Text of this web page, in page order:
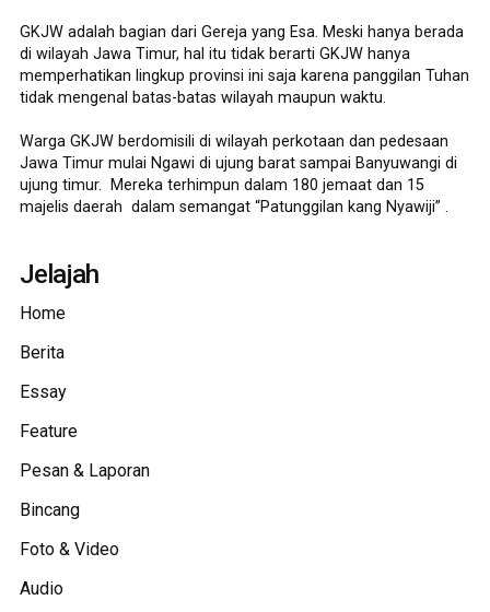
GKJW adalah bagian dari Gereja yang Esa. Meski hanya berada
di wilayah Jawa Timur, hal itu tidak berarti GKJW hanya
memperhatikan lingkup provinsi ini saja karena panggilan Tuhan
tidak mengenal batas-batas wilayah maupun waktu.
Warga GKJW berdomisili di wilayah perkotaan dan pedesaan
Jawa Timur mulai Ngawi di ujung barat sampai Banyuwangi di
ujung timur. Mereka terhimpun dalam 180 jemaat dan 15
majelis daerah dalam semangat “Patunggilan kang Nyawiji” .
Jelajah
Home
Berita
Essay
Feature
Pesan & Laporan
Bincang
Foto & Video
Audio